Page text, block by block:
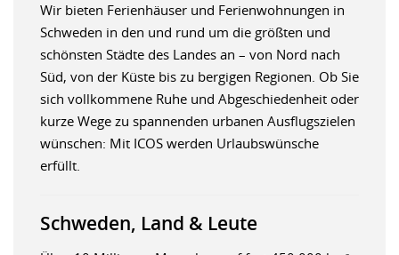
Wir bieten Ferienhäuser und Ferienwohnungen in
Schweden in den und rund um die größten und
schönsten Städte des Landes an – von Nord nach
Süd, von der Küste bis zu bergigen Regionen. Ob Sie
sich vollkommene Ruhe und Abgeschiedenheit oder
kurze Wege zu spannenden urbanen Ausflugszielen
wünschen: Mit ICOS werden Urlaubswünsche
erfüllt.
Schweden, Land & Leute